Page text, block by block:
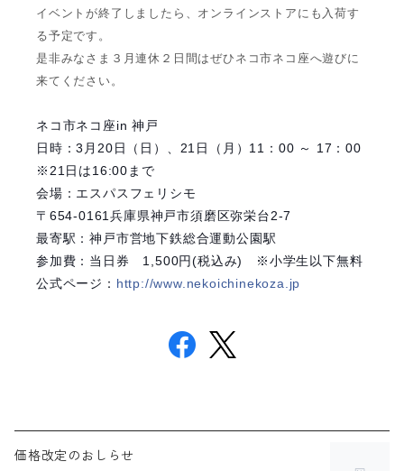
イベントが終了しましたら、オンラインストアにも入荷す
る予定です。
是非みなさま３月連休２日間はぜひネコ市ネコ座へ遊びに
来てください。
ネコ市ネコ座in 神戸
日時：3月20日（日）、21日（月）11：00 ～ 17：00
※21日は16:00まで
会場：エスパスフェリシモ
〒654-0161兵庫県神戸市須磨区弥栄台2-7
最寄駅：神戸市営地下鉄総合運動公園駅
参加費：当日券 1,500円(税込み) ※小学生以下無料
公式ページ： http://www.nekoichinekoza.jp
価格改定のおしらせ